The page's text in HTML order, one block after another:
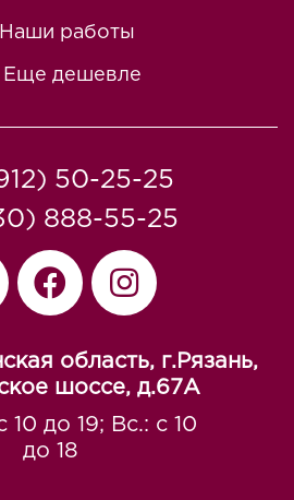
Наши работы
Еще дешевле
50-25-25
888-55-25
область, г.Рязань,
шоссе, д.67A
10 до 19; Вс.: с 10
до 18